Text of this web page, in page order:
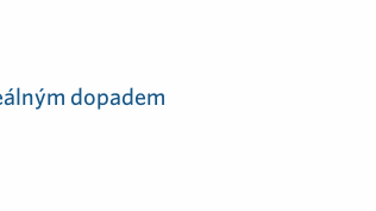
dopadem